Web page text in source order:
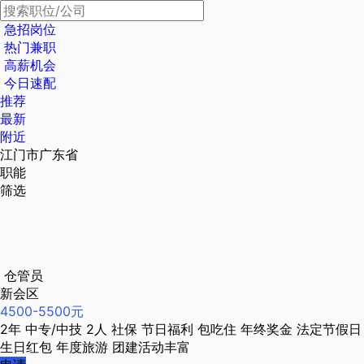
急招岗位
热门兼职
高薪机会
今日速配
推荐
最新
附近
江门市广东省
职能
筛选
仓管员
新会区
4500-5500元
2年 中专/中技 2人 社保 节日福利 包吃住 年终奖金 法定节假日
生日红包 年度旅游 团建活动丰富